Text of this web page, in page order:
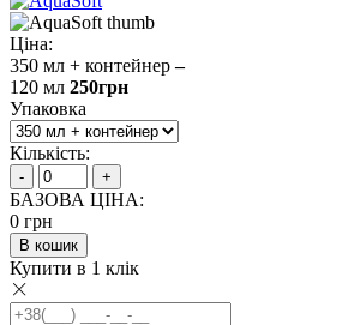
Ціна:
350 мл + контейнер –
120 мл 250грн
Упаковка
Кількість:
- +
БАЗОВА ЦІНА:
0 грн
В кошик
Купити в 1 клік